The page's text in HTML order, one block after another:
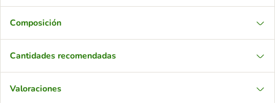
Composición
Cantidades recomendadas
Valoraciones